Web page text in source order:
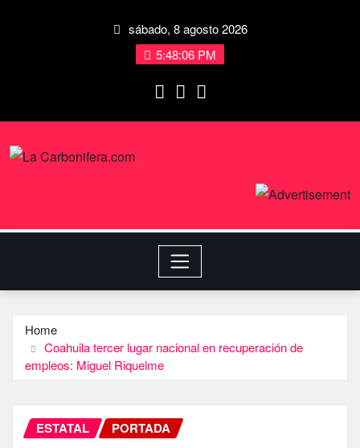
sábado, 8 agosto 2026
5:48:06 PM
Home
Coahuila tercer lugar nacional en recuperación de
empleos: Miguel Riquelme
ESTATAL PORTADA